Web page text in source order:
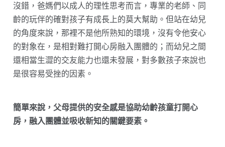
沒錯，爸媽們以成人的理性思考而言，專業的老師、同
齡的玩伴的確對孩子有成長上的莫大幫助。但站在幼兒
的角度來說，那裡不是他所熟知的環境，沒有令他安心
的對象在，是相對難打開心房融入團體的；而幼兒之間
還相當生澀的交友能力也還未發展，對多數孩子來說也
是很容易受挫的因素。
簡單來說，父母提供的安全感是協助幼齡孩童打開心
房，融入團體並吸收新知的關鍵要素。